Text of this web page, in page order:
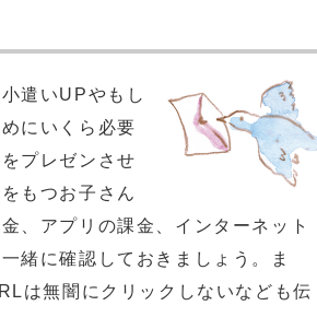
遣いUPやもし
にいくら必要
プレゼンさせ
もつお子さん
、アプリの課金、インターネット
緒に確認しておきましょう。ま
は無闇にクリックしないなども伝